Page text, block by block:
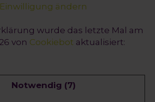
Einwilligung ändern
wurde das letzte Mal am
von Cookiebot aktualisiert:
Notwendig (7)